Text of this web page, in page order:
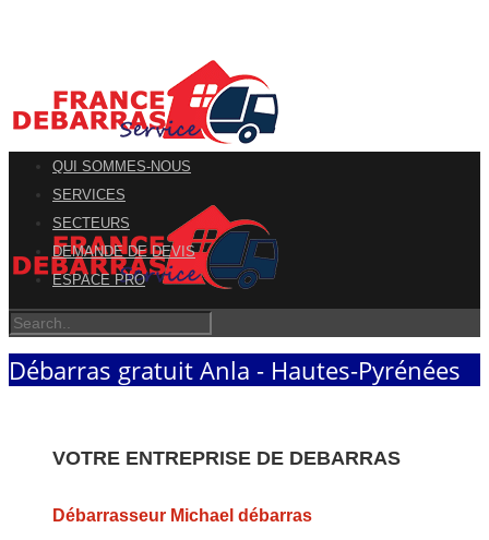
QUI SOMMES-NOUS
SERVICES
SECTEURS
DEMANDE DE DEVIS
ESPACE PRO
Débarras gratuit Anla - Hautes-Pyrénées
VOTRE ENTREPRISE DE DEBARRAS
Débarrasseur Michael débarras